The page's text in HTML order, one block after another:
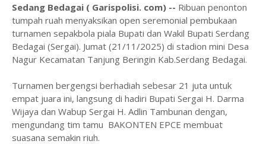
Sedang Bedagai ( Garispolisi. com) -- Ribuan penonton
tumpah ruah menyaksikan open seremonial pembukaan
turnamen sepakbola piala Bupati dan Wakil Bupati Serdang
Bedagai (Sergai). Jumat (21/11/2025) di stadion mini Desa
Nagur Kecamatan Tanjung Beringin Kab.Serdang Bedagai.
Turnamen bergengsi berhadiah sebesar 21 juta untuk
empat juara ini, langsung di hadiri Bupati Sergai H. Darma
Wijaya dan Wabup Sergai H. Adlin Tambunan dengan,
mengundang tim tamu BAKONTEN EPCE membuat
suasana semakin riuh.